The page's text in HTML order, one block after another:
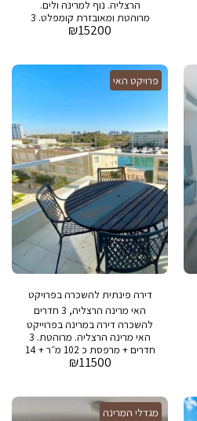
הרצליה. נוף למרינה ולים.
מרוהטת ומאובזרת קומפלט. 3
בבניין: בריכת שחיה, חדר כושר,
חניה ושמירה 24/7
₪15200
פרויקט האי
דירה פינתית להשכרה בפרויקט
האי מרינה הרצליה, 3 חדרים
להשכרה דירה במרינה בפרוייקט
האי מרינה הרצליה. מרוהטת. 3
חדרים + מרפסת כ 102 מ״ר + 14
שחייה, חדר כושר, חניה ושמירה
24/7
₪11500
מגדלי המרינה